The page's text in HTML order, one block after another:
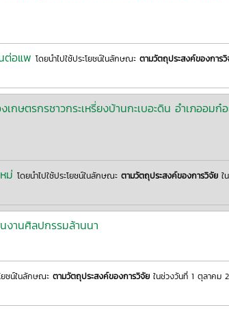
ต่อแพ โดยนำไปใช้ประโยชน์ในลักษณะ ตามวัตถุประสงค์ของการ
ษตรกรชาวกระเหรี่ยงบ้านกะเบอะดิน อำเภออมก๋
ม่ โดยนำไปใช้ประโยชน์ในลักษณะ ตามวัตถุประสงค์ของการวิจัยใ
งานศิลปกรรมล้านนา
ยชน์ในลักษณะ ตามวัตถุประสงค์ของการวิจัยในช่วงวันที่ 1 ตุลาคม